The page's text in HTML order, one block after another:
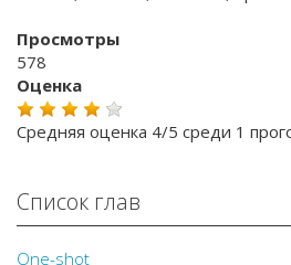
Просмотры
578
Оценка
Средняя оценка 4/5 среди 1
Список глав
One-shot